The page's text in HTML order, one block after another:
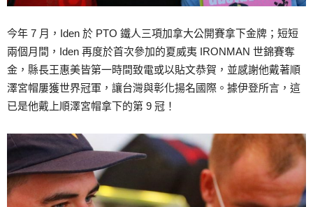
今年 7 月，Iden 於 PTO 鐵人三項加拿大公開賽拿下金牌；短短
兩個月間，Iden 再度於首次參加的夏威夷 IRONMAN 世錦賽奪
金，縣長王惠美皆第一時間致電或以貼文恭賀，並感謝他戴著順
澤宮帽屢獲世界冠軍，讓台灣與彰化揚名國際。據伊登所言，這
已是他戴上順澤宮帽拿下的第 9 冠！